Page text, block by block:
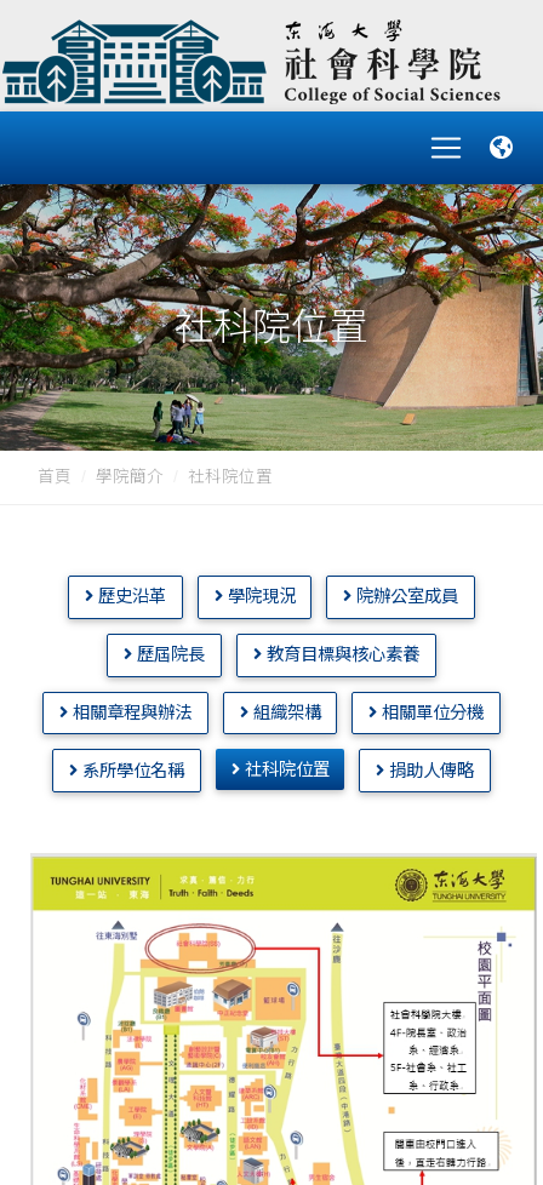
社科院位置
首頁 學院簡介 社科院位置
歷史沿革 學院現況 院辦公室成員
歷屆院長 教育目標與核心素養
相關章程與辦法 組織架構 相關單位分機
系所學位名稱 社科院位置 捐助人傳略